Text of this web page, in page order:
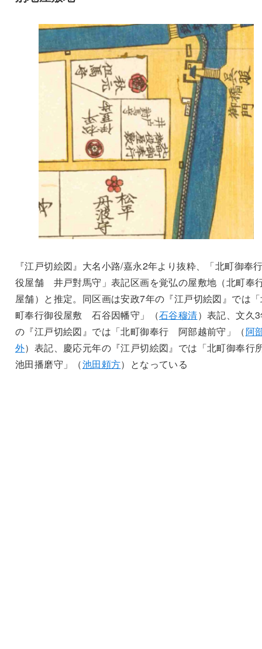
『江戸切絵図』大名小路/嘉永2年より抜粋、「北町御奉
役屋舗 井戸對馬守」表記区画を覚弘の屋敷地（北町奉
屋舗）と推定。同区画は安政7年の『江戸切絵図』では
町奉行御役屋敷 石谷因幡守」（石谷穆清）表記、文久
の『江戸切絵図』では「北町御奉行 阿部越前守」（阿
外）表記、慶応元年の『江戸切絵図』では「北町御奉
池田播磨守」（池田頼方）となっている